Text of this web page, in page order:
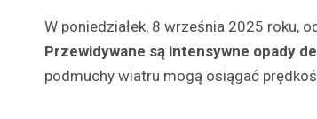
W poniedziałek, 8 września 2025 roku,
Przewidywane są intensywne opady
podmuchy wiatru mogą osiągać